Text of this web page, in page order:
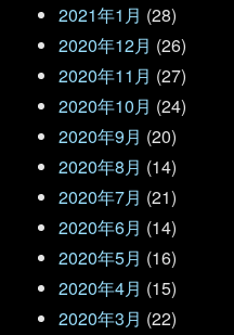
2021年1月 (28)
2020年12月 (26)
2020年11月 (27)
2020年10月 (24)
2020年9月 (20)
2020年8月 (14)
2020年7月 (21)
2020年6月 (14)
2020年5月 (16)
2020年4月 (15)
2020年3月 (22)